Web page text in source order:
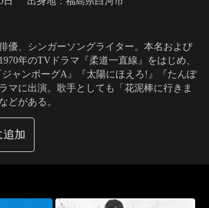
優、シンガーソングライター。本名および
年のTVドラマ『柔道一直線』をはじめ、
ジャンボーグA』『太陽にほえろ!』『たんぽ
マに出演。歌手としても「花泥棒に行きま
どがある。
追加